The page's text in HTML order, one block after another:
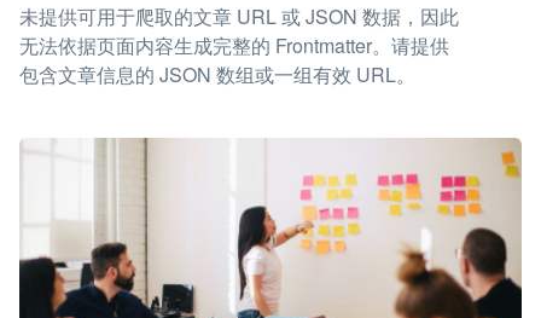
未提供可用于爬取的文章 URL 或 JSON 数据，因此
无法依据页面内容生成完整的 Frontmatter。请提供
包含文章信息的 JSON 数组或一组有效 URL。